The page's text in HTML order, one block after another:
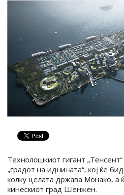
Технолошкиот гигант
„градот на иднината“, кој ќе
колку целата држава Монако, а
кинескиот град Шенжен.